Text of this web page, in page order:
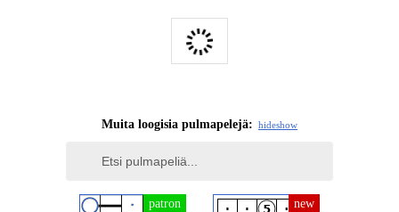
Muita loogisia pulmapelejä: hideshow